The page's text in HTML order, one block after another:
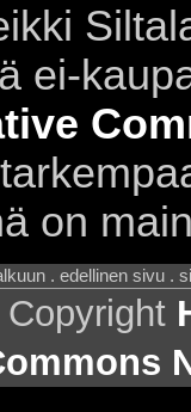
ei-
on
. edellinen sivu .
Copyright